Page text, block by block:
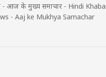
- आज के मुख्य समाचार - Hindi
- Aaj ke Mukhya Samachar